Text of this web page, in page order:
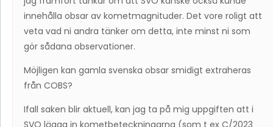
innehålla obsar av kometmagnituder. Det vore roligt att
veta vad ni andra tänker om detta, inte minst ni som
gör sådana observationer.
Möjligen kan gamla svenska obsar smidigt extraheras
från COBS?
Ifall saken blir aktuell, kan jag ta på mig uppgiften att i